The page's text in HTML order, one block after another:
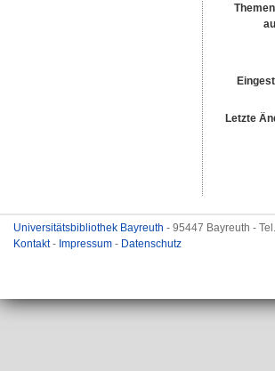
Letzte
Universitätsbibliothek Bayreuth - 95447 Bayreuth -
Kontakt- Impressum - Datenschutz